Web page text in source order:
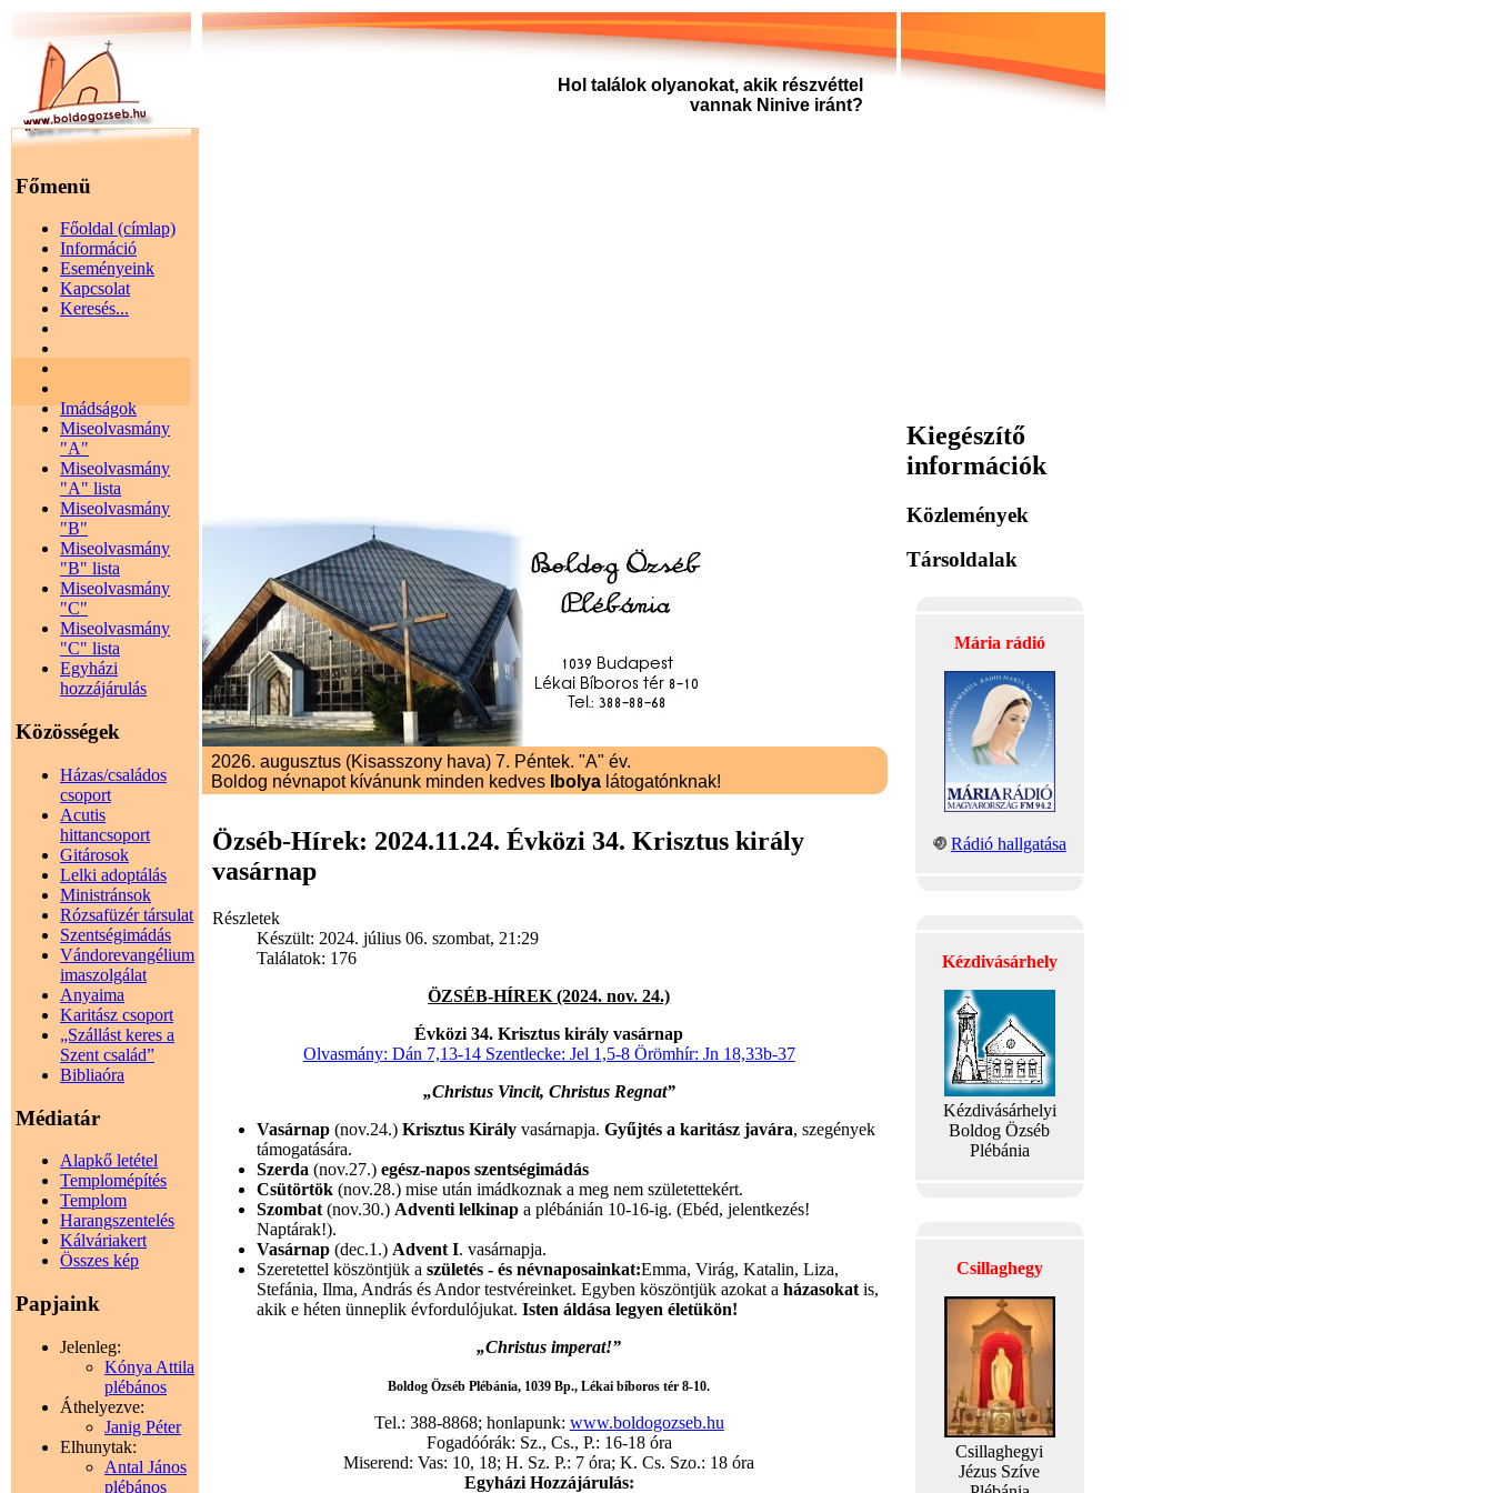
Hol találok olyanokat, akik részvéttel
vannak Ninive iránt?
Főmenü
Főoldal (címlap)
Információ
Eseményeink
Kapcsolat
Keresés...
Imádságok
Miseolvasmány
"A"
Miseolvasmány
"A" lista
Miseolvasmány
"B"
Miseolvasmány
"B" lista
Miseolvasmány
"C"
Miseolvasmány
"C" lista
Egyházi
hozzájárulás
Közösségek
Házas/családos
csoport
Acutis
hittancsoport
Gitárosok
Lelki adoptálás
Ministránsok
Rózsafüzér társulat
Szentségimádás
Vándorevangélium
imaszolgálat
Anyaima
Karitász csoport
„Szállást keres a
Szent család”
Bibliaóra
Médiatár
Alapkő letétel
Templomépítés
Templom
Harangszentelés
Kálváriakert
Összes kép
Papjaink
Jelenleg:
Kónya Attila
plébános
Áthelyezve:
Janig Péter
Elhunytak:
Antal János
plébános
2026. augusztus (Kisasszony hava) 7. Péntek. "A" év.
Boldog névnapot kívánunk minden kedves
Ibolya látogatónknak!
Özséb-Hírek: 2024.11.24. Évközi 34. Krisztus király
vasárnap
Részletek
Készült: 2024. július 06. szombat, 21:29
Találatok: 176
ÖZSÉB-HÍREK (2024. nov. 24.)
Évközi 34. Krisztus király vasárnap
Olvasmány: Dán 7,13-14 Szentlecke: Jel 1,5-8 Örömhír: Jn 18,33b-37
„Christus Vincit, Christus Regnat”
Vasárnap(nov.24.)Krisztus Király vasárnapja.Gyűjtés a karitász javára, szegények
támogatására.
Szerda(nov.27.)egész-napos szentségimádás
Csütörtök(nov.28.) mise után imádkoznak a meg nem születettekért.
Szombat(nov.30.) Adventi lelkinap a plébánián 10-16-ig. (Ebéd, jelentkezés!
Naptárak!).
Vasárnap(dec.1.) Advent I. vasárnapja.
Szeretettel köszöntjük aszületés - és névnaposainkat:Emma, Virág, Katalin, Liza,
Stefánia, Ilma, András és Andor testvéreinket. Egyben köszöntjük azokat aházasokat is,
akik e héten ünneplik évfordulójukat.Isten áldása legyen életükön!
„Christus imperat!”
Boldog Özséb Plébánia, 1039 Bp., Lékai bíboros tér 8-10.
Tel.: 388-8868; honlapunk: www.boldogozseb.hu
Fogadóórák: Sz., Cs., P.: 16-18 óra
Miserend: Vas: 10, 18; H. Sz. P.: 7 óra; K. Cs. Szo.: 18 óra
Egyházi Hozzájárulás:
Kiegészítő
információk
Közlemények
Társoldalak
Mária rádió
Rádió hallgatása
Kézdivásárhely
Kézdivásárhelyi
Boldog Özséb
Plébánia
Csillaghegy
Csillaghegyi
Jézus Szíve